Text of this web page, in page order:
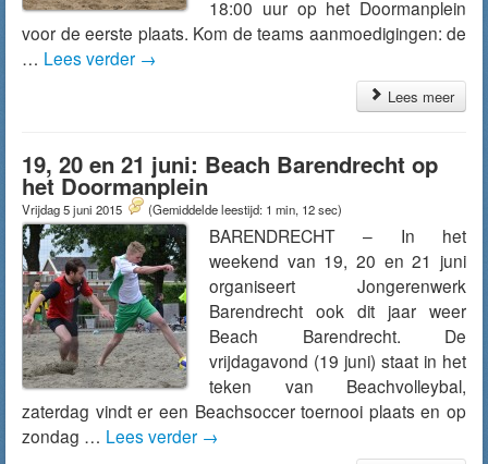
18:00 uur op het Doormanplein
voor de eerste plaats. Kom de teams aanmoedigingen: de
… Lees verder →
Lees meer
19, 20 en 21 juni: Beach Barendrecht op
het Doormanplein
Vrijdag 5 juni 2015 (Gemiddelde leestijd: 1 min, 12 sec)
BARENDRECHT – In het
weekend van 19, 20 en 21 juni
organiseert Jongerenwerk
Barendrecht ook dit jaar weer
Beach Barendrecht. De
vrijdagavond (19 juni) staat in het
teken van Beachvolleybal,
zaterdag vindt er een Beachsoccer toernooi plaats en op
zondag … Lees verder →